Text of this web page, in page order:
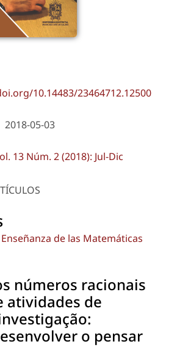
10.14483/23464712.12500
2018-05-03
13 Núm. 2 (2018): Jul-Dic
de las Matemáticas
números racionais
atividades de
o pensar